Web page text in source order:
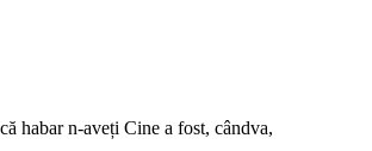
habar n-aveți Cine a fost, cândva,